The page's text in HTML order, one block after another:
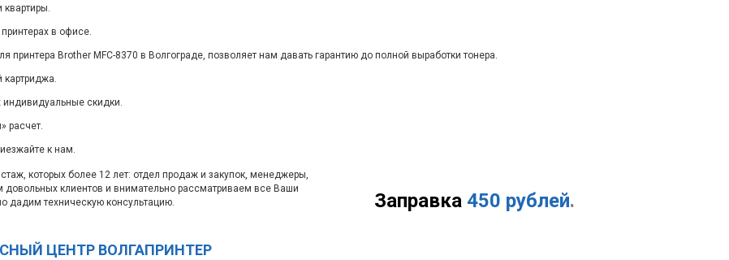
в офисе.
принтера Brother MFC-8370 в Волгограде, позволяет нам давать гарантию до полной выработки тонера.
картриджа.
скидки.
расчет.
к нам.
Заправка 450 рублей.
которых более 12 лет: отдел продаж и закупок, менеджеры,
клиентов и внимательно рассматриваем все Ваши
дадим техническую консультацию.
ЦЕНТР ВОЛГАПРИНТЕР